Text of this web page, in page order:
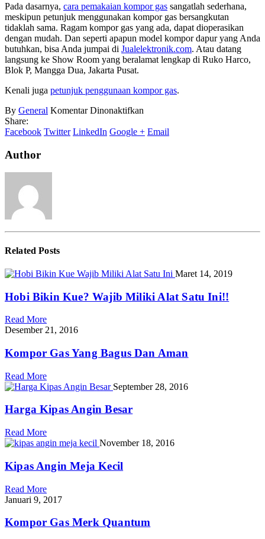
Pada dasarnya, cara pemakaian kompor gas sangatlah sederhana,
meskipun petunjuk menggunakan kompor gas bersangkutan
tidaklah sama. Ragam kompor gas yang ada, dapat dioperasikan
dengan mudah. Dan seperti apapun model kompor dapur yang Anda
butuhkan, bisa Anda jumpai di Jualelektronik.com. Atau datang
langsung ke Show Room yang beralamat lengkap di Ruko Harco,
Blok P, Mangga Dua, Jakarta Pusat.
Kenali juga petunjuk penggunaan kompor gas.
By General Komentar Dinonaktifkan
Menyalakan
Share:
Facebook Twitter LinkedIn Google + Email
Author
RelatedPosts
Maret 14, 2019
Hobi Bikin Kue? Wajib Miliki Alat Satu Ini!!
Read More
Desember 21, 2016
Kompor Gas Yang Bagus Dan Aman
Read More
September 28, 2016
Harga Kipas Angin Besar
Read More
November 18, 2016
Kipas Angin Meja Kecil
Read More
Januari 9, 2017
Kompor Gas Merk Quantum